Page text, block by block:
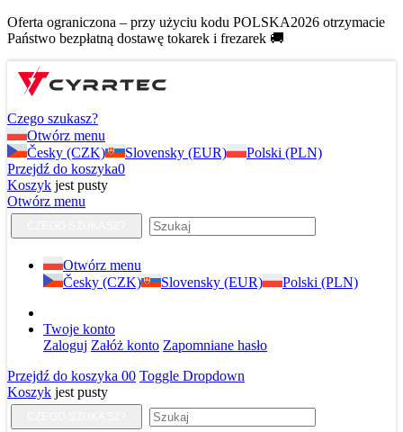
Oferta ograniczona – przy użyciu kodu POLSKA2026 otrzymacie
Państwo bezpłatną dostawę tokarek i frezarek 🚚
Czego szukasz?
Otwórz menu
Česky (CZK)
Slovensky (EUR)
Polski (PLN)
Przejdź do koszyka0
Koszyk jest pusty
Otwórz menu
Otwórz menu
Česky (CZK)
Slovensky (EUR) Polski (PLN)
Twoje konto
Zaloguj Załóż konto Zapomniane hasło
Przejdź do koszyka 00 Toggle Dropdown
Koszyk jest pusty